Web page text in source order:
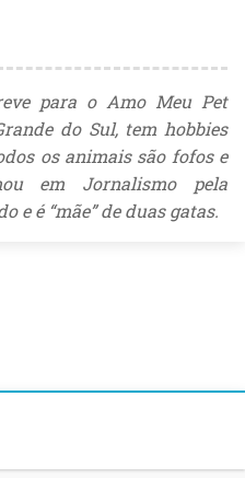
para o Amo Meu Pet
do Sul, tem hobbies
os animais são fofos e
em Jornalismo pela
e é “mãe” de duas gatas.